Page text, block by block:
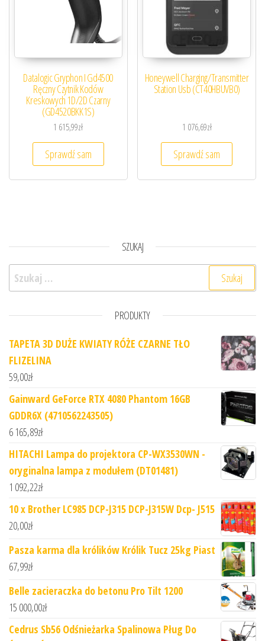
Datalogic Gryphon I Gd4500
Ręczny Czytnik Kodów
Kreskowych 1D/2D Czarny
(GD4520BKK1S)
1 615,99zł
Sprawdź sam
Honeywell Charging/Transmitter
Station Usb (CT40HBUVB0)
1 076,69zł
Sprawdź sam
SZUKAJ
Szukaj:
PRODUKTY
TAPETA 3D DUŻE KWIATY RÓŻE CZARNE TŁO
FLIZELINA
59,00zł
Gainward GeForce RTX 4080 Phantom 16GB
GDDR6X (4710562243505)
6 165,89zł
HITACHI Lampa do projektora CP-WX3530WN -
oryginalna lampa z modułem (DT01481)
1 092,22zł
10 x Brother LC985 DCP-J315 DCP-J315W Dcp- J515
20,00zł
Pasza karma dla królików Królik Tucz 25kg Piast
67,99zł
Belle zacieraczka do betonu Pro Tilt 1200
15 000,00zł
Cedrus Sb56 Odśnieżarka Spalinowa Pług Do